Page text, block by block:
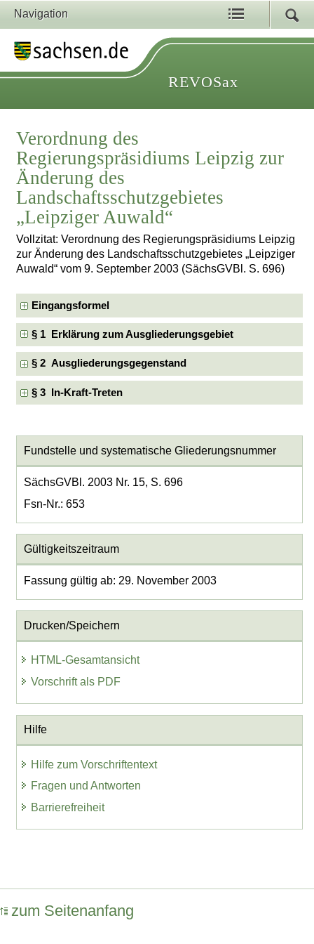
Navigation
REVOSax
Verordnung des
Regierungspräsidiums Leipzig zur
Änderung des
Landschaftsschutzgebietes
„Leipziger Auwald“
Vollzitat: Verordnung des Regierungspräsidiums Leipzig
zur Änderung des Landschaftsschutzgebietes „Leipziger
Auwald“ vom 9. September 2003 (SächsGVBl. S. 696)
Eingangsformel
§ 1 Erklärung zum Ausgliederungsgebiet
§ 2 Ausgliederungsgegenstand
§ 3 In-Kraft-Treten
Fundstelle und systematische Gliederungsnummer
SächsGVBl. 2003 Nr. 15, S. 696
Fsn-Nr.: 653
Gültigkeitszeitraum
Fassung gültig ab: 29. November 2003
Drucken/Speichern
HTML-Gesamtansicht
Vorschrift als PDF
Hilfe
Hilfe zum Vorschriftentext
Fragen und Antworten
Barrierefreiheit
zum Seitenanfang